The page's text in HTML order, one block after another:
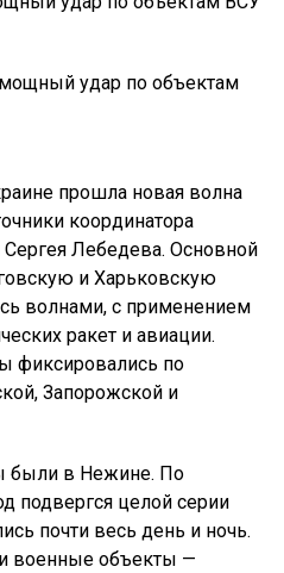
прошла новая волна
координатора
Сергея Лебедева. Основной
и Харьковскую
волнами, с применением
ракет и авиации.
фиксировались по
Запорожской и
были в Нежине. По
подвергся целой серии
почти весь день и ночь.
военные объекты —